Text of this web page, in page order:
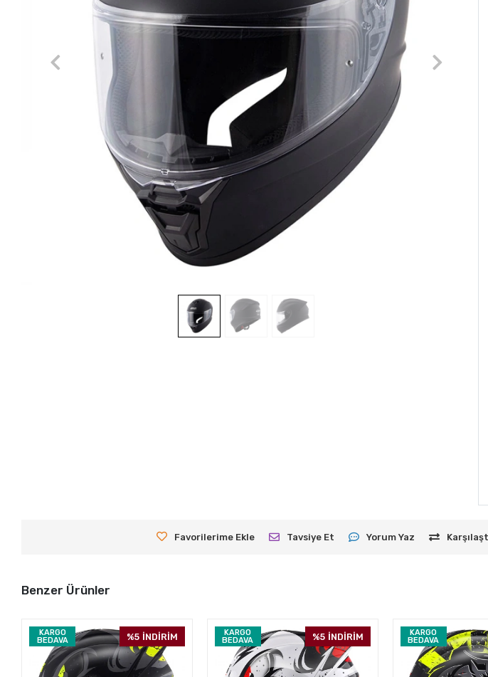
Favorilerime Ekle Tavsiye Et Yorum Yaz
Benzer Ürünler
KARGO
BEDAVA
%5 İNDİRİM
KARGO
BEDAVA
%5 İNDİRİM
KARGO
BEDAVA